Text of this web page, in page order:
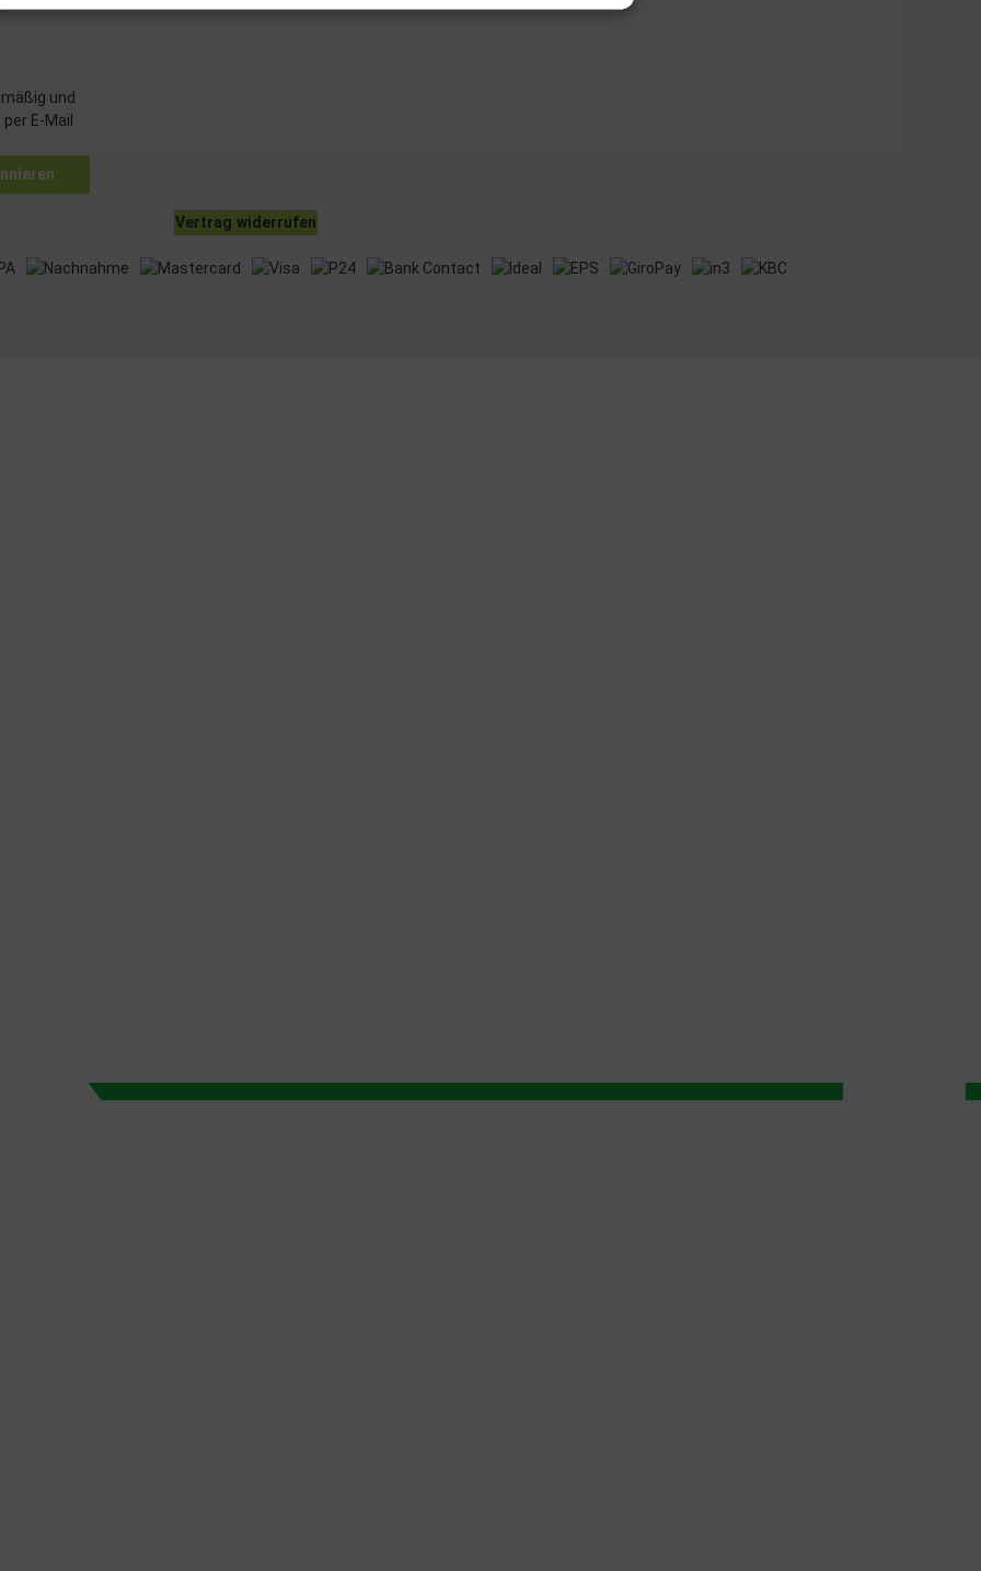
und
E-Mail
Vertrag widerrufen
zur Personalisierung von Inhalten
Profilen zur Auswahl personalisierter Inhalte
Verbesserung der Angebote
Daten zur Auswahl von Inhalten
Standortdaten
zur Identifikation aktiv abfragen